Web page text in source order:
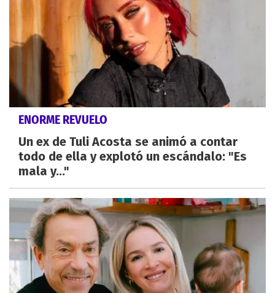
ENORME REVUELO
Un ex de Tuli Acosta se animó a contar
todo de ella y explotó un escándalo: "Es
mala y..."